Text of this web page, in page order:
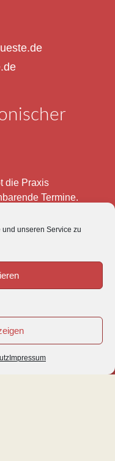
unseren Service zu
Impressum
die Praxis
Termine.
unter Tel: 0180-